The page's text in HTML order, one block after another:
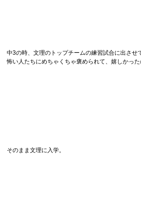
中3の時、文理のトップチームの練習試合に出させ
怖い人たちにめちゃくちゃ褒められて、嬉しかった
そのまま文理に入学。